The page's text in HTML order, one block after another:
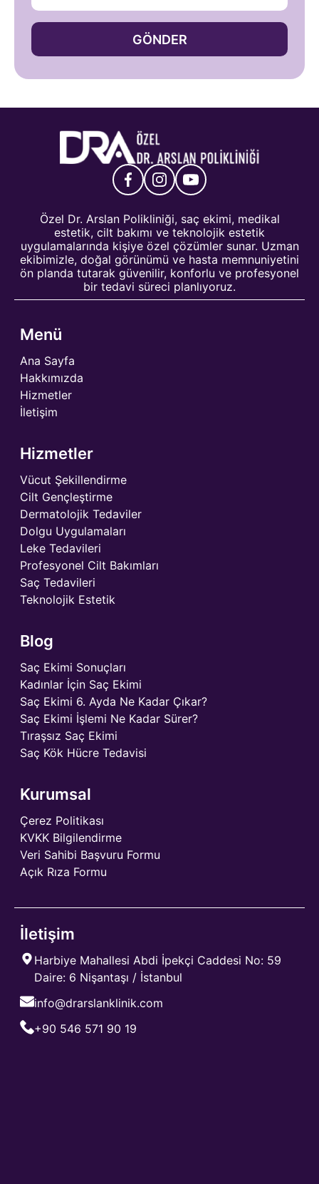
GÖNDER
Özel Dr. Arslan Polikliniği, saç ekimi, medikal
estetik, cilt bakımı ve teknolojik estetik
uygulamalarında kişiye özel çözümler sunar. Uzman
ekibimizle, doğal görünümü ve hasta memnuniyetini
ön planda tutarak güvenilir, konforlu ve profesyonel
bir tedavi süreci planlıyoruz.
Menü
Ana Sayfa
Hakkımızda
Hizmetler
İletişim
Hizmetler
Vücut Şekillendirme
Cilt Gençleştirme
Dermatolojik Tedaviler
Dolgu Uygulamaları
Leke Tedavileri
Profesyonel Cilt Bakımları
Saç Tedavileri
Teknolojik Estetik
Blog
Saç Ekimi Sonuçları
Kadınlar İçin Saç Ekimi
Saç Ekimi 6. Ayda Ne Kadar Çıkar?
Saç Ekimi İşlemi Ne Kadar Sürer?
Tıraşsız Saç Ekimi
Saç Kök Hücre Tedavisi
Kurumsal
Çerez Politikası
KVKK Bilgilendirme
Veri Sahibi Başvuru Formu
Açık Rıza Formu
İletişim
Harbiye Mahallesi Abdi İpekçi Caddesi No: 59
Daire: 6 Nişantaşı / İstanbul
info@drarslanklinik.com
+90 546 571 90 19